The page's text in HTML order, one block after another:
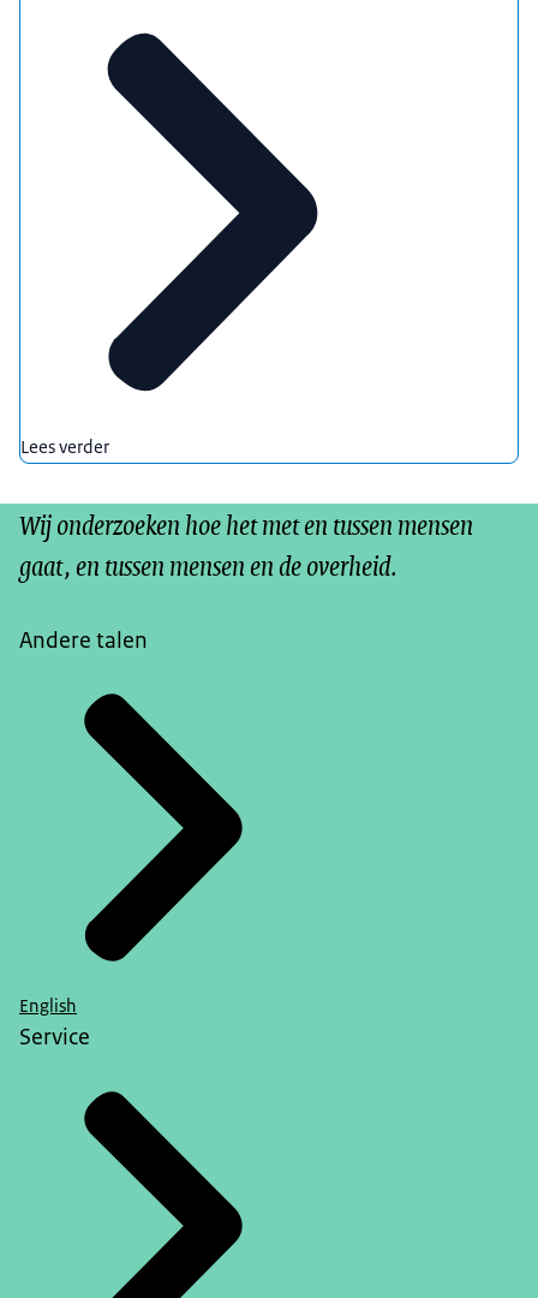
Lees verder
Wij onderzoeken hoe het met en tussen mensen
gaat, en tussen mensen en de overheid.
Andere talen
English
Service